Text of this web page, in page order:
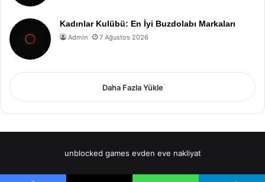
Kadınlar Kulübü: En İyi Buzdolabı Markaları
Admin 7 Ağustos 2026
Daha Fazla Yükle
unblocked games evden eve nakliyat